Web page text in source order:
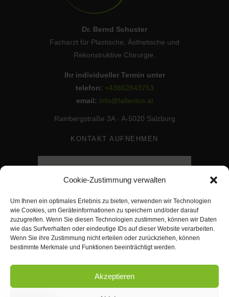
Cookie-Zustimmung verwalten
Um Ihnen ein optimales Erlebnis zu bieten, verwenden wir Technologien
wie Cookies, um Geräteinformationen zu speichern und/oder darauf
zuzugreifen. Wenn Sie diesen Technologien zustimmen, können wir Daten
wie das Surfverhalten oder eindeutige IDs auf dieser Website verarbeiten.
Wenn Sie ihre Zustimmung nicht erteilen oder zurückziehen, können
bestimmte Merkmale und Funktionen beeinträchtigt werden.
Akzeptieren
Dr. Bernd Schuster
Facharzt für Plastische, Ästhetische und
Rekonstruktive Chirurgie.
Ihr individueller Termin unter
telefon: +43662843763
email: info@faltenlos.at
Rainbergstraße 3A · A-5020 Salzburg
KONTAKT AUFNEHMEN
Suchen